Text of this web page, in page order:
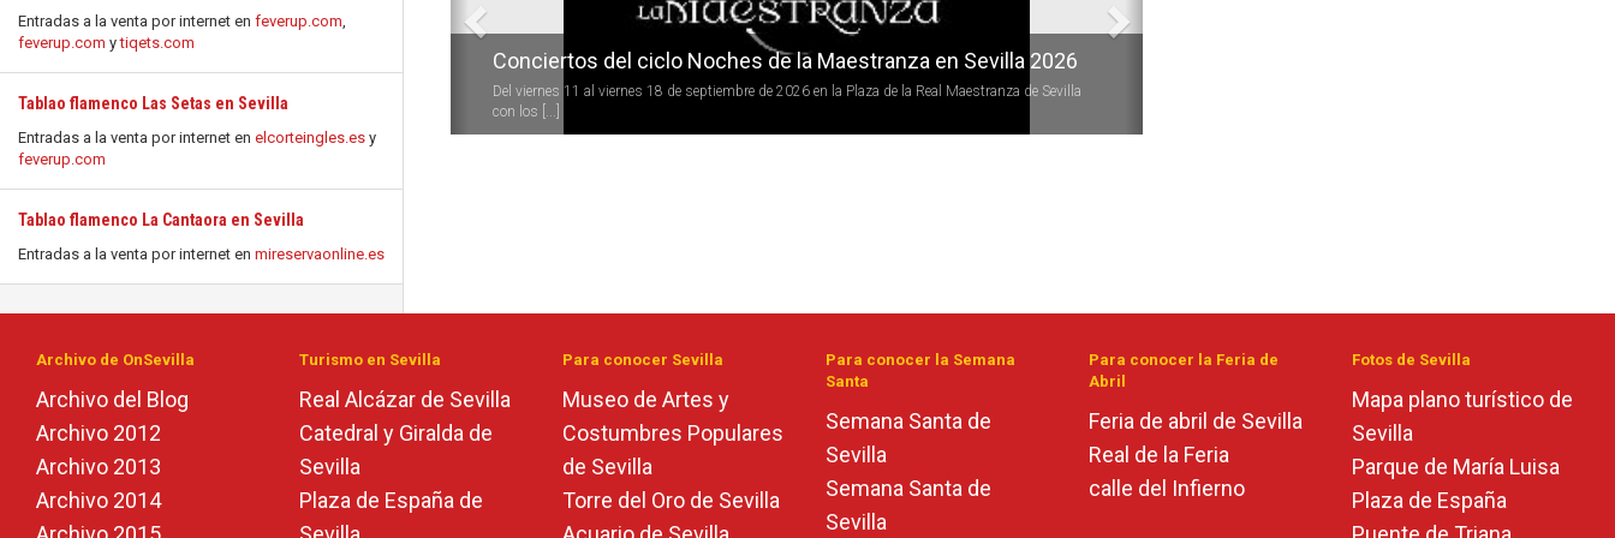
Entradas a la venta por internet en feverup.com,
feverup.com ytiqets.com
Tablao flamenco Las Setas en Sevilla
Entradas a la venta por internet en elcorteingles.es y
feverup.com
Tablao flamenco La Cantaora en Sevilla
Entradas a la venta por internet en mireservaonline.es
Conciertos del ciclo Noches de la Maestranza en Sevilla 2026
Del viernes 11 al viernes 18 de septiembre de 2026 en la Plaza de la Real Maestranza de Sevilla
con los [...]
Archivo de OnSevilla
Archivo del Blog
Archivo 2012
Archivo 2013
Archivo 2014
Turismo en Sevilla
Real Alcázar de Sevilla
Catedral y Giralda de
Sevilla
Plaza de España de
Para conocer Sevilla
Museo de Artes y
Costumbres Populares
de Sevilla
Torre del Oro de Sevilla
Para conocer la Semana
Santa
Semana Santa de
Sevilla
Semana Santa de
Sevilla
Para conocer la Feria de
Abril
Feria de abril de Sevilla
Real de la Feria
calle del Infierno
Fotos de Sevilla
Mapa plano turístico de
Sevilla
Parque de María Luisa
Plaza de España